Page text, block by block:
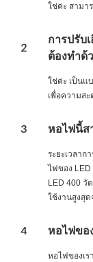
ใช่ค่ะ สามา
2
การปรับ
ต้องทำด้
ใช่ค่ะ เป็นแ
เพื่อความส
3 หอไฟนี้ส
ระยะเวลา
ไฟของ
LED 400 วั
ใช้งานสูงสุด
4 หอไฟขอ
หอไฟของเร